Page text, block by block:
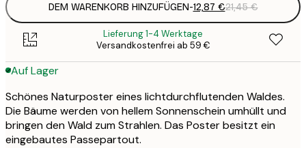
DEM WARENKORB HINZUFÜGEN-12,87 €21,45 €
Lieferung 1-4 Werktage
Versandkostenfrei ab 59 €
Auf Lager
Schönes Naturposter eines lichtdurchflutenden Waldes.
Die Bäume werden von hellem Sonnenschein umhüllt und
bringen den Wald zum Strahlen. Das Poster besitzt ein
eingebautes Passepartout.